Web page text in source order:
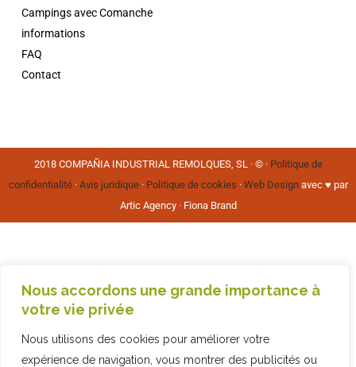
Nous accordons une grande importance à
votre vie privée
Nous utilisons des cookies pour améliorer votre
expérience de navigation, vous montrer des publicités ou
Campings avec Comanche
informations
FAQ
Contact
2018 COMPAÑIA INDUSTRIAL REMOLQUES, SL · © · Politique de
confidentialité· Avis juridique· Politique de cookies · Web Designavec ♥️ par
Artic Agency · Fiona Brand